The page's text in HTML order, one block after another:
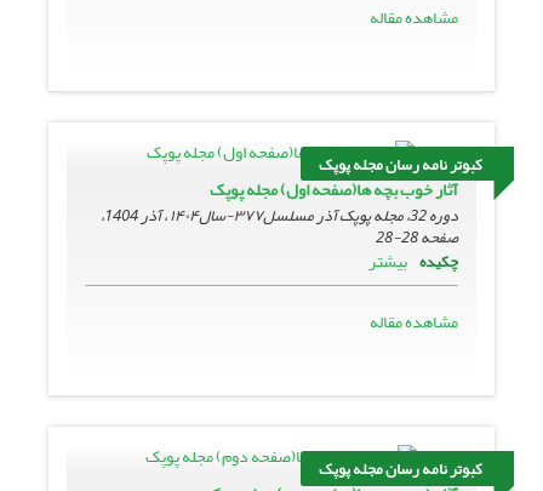
مشاهده مقاله
کبوتر نامه رسان مجله پوپک
آثار خوب بچه ها(صفحه اول) مجله پوپک
دوره 32، مجله پوپک آذر مسلسل۳۷۷-سال۱۴۰۴ ، آذر 1404،
صفحه28-28
چکیده بیشتر
مشاهده مقاله
کبوتر نامه رسان مجله پوپک